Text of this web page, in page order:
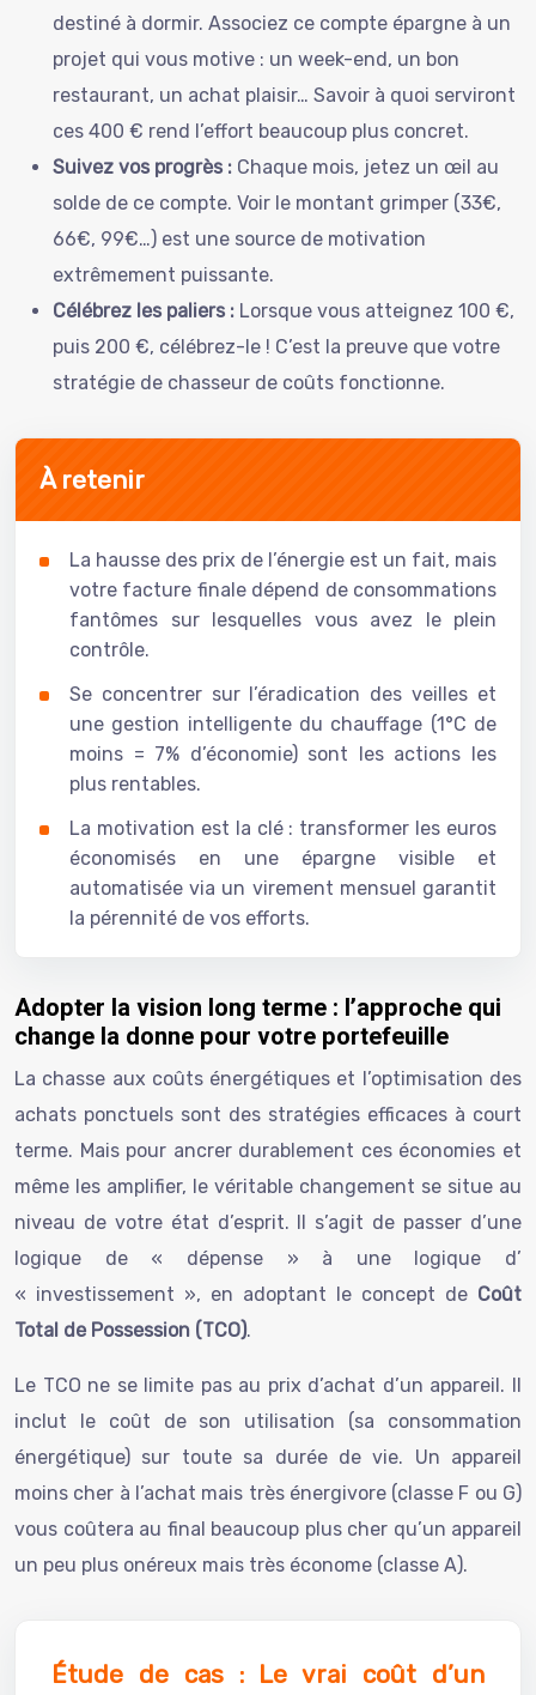
destiné à dormir. Associez ce compte épargne à un
projet qui vous motive : un week-end, un bon
restaurant, un achat plaisir… Savoir à quoi serviront
ces 400 € rend l’effort beaucoup plus concret.
Suivez vos progrès : Chaque mois, jetez un œil au
solde de ce compte. Voir le montant grimper (33€,
66€, 99€…) est une source de motivation
extrêmement puissante.
Célébrez les paliers : Lorsque vous atteignez 100 €,
puis 200 €, célébrez-le ! C’est la preuve que votre
stratégie de chasseur de coûts fonctionne.
À retenir
La hausse des prix de l’énergie est un fait, mais
votre facture finale dépend de consommations
fantômes sur lesquelles vous avez le plein
contrôle.
Se concentrer sur l’éradication des veilles et
une gestion intelligente du chauffage (1°C de
moins = 7% d’économie) sont les actions les
plus rentables.
La motivation est la clé : transformer les euros
économisés en une épargne visible et
automatisée via un virement mensuel garantit
la pérennité de vos efforts.
Adopter la vision long terme : l’approche qui
change la donne pour votre portefeuille
La chasse aux coûts énergétiques et l’optimisation des
achats ponctuels sont des stratégies efficaces à court
terme. Mais pour ancrer durablement ces économies et
même les amplifier, le véritable changement se situe au
niveau de votre état d’esprit. Il s’agit de passer d’une
logique de « dépense » à une logique d’
« investissement », en adoptant le concept de Coût
Total de Possession (TCO).
Le TCO ne se limite pas au prix d’achat d’un appareil. Il
inclut le coût de son utilisation (sa consommation
énergétique) sur toute sa durée de vie. Un appareil
moins cher à l’achat mais très énergivore (classe F ou G)
vous coûtera au final beaucoup plus cher qu’un appareil
un peu plus onéreux mais très économe (classe A).
Étude de cas : Le vrai coût d’un